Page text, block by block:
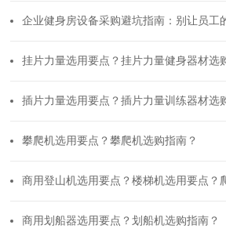
企业健身房设备采购避坑指南：别让员工的福
挂片力量选用要点？挂片力量健身器材选
插片力量选用要点？插片力量训练器材选
攀爬机选用要点？攀爬机选购指南？
商用登山机选用要点？楼梯机选用要点？爬梯机
商用划船器选用要点？划船机选购指南？